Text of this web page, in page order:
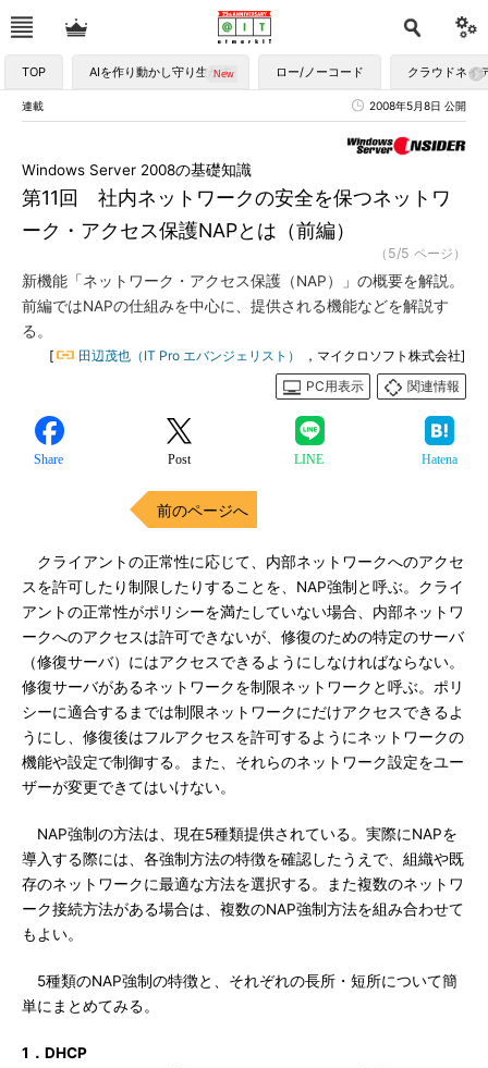
TOP AIを作り動かし守り生かす ロー/ノーコード クラウドネイ
連載 2008年5月8日 公開
第11回 社内ネットワークの安全を保つネットワ
ーク・アクセス保護NAPとは（前編）
Windows Server 2008の基礎知識
（5/5 ページ）
新機能「ネットワーク・アクセス保護（NAP）」の概要を解説。
前編ではNAPの仕組みを中心に、提供される機能などを解説す
る。
[ 田辺茂也（IT Pro エバンジェリスト）
，マイクロソフト株式会社]
PC用表示
関連情報
Share Post LINE Hatena
前のページへ
クライアントの正常性に応じて、内部ネットワークへのアクセ
スを許可したり制限したりすることを、NAP強制と呼ぶ。クライ
アントの正常性がポリシーを満たしていない場合、内部ネットワ
ークへのアクセスは許可できないが、修復のための特定のサーバ
（修復サーバ）にはアクセスできるようにしなければならない。
修復サーバがあるネットワークを制限ネットワークと呼ぶ。ポリ
シーに適合するまでは制限ネットワークにだけアクセスできるよ
うにし、修復後はフルアクセスを許可するようにネットワークの
機能や設定で制御する。また、それらのネットワーク設定をユー
ザーが変更できてはいけない。
NAP強制の方法は、現在5種類提供されている。実際にNAPを
導入する際には、各強制方法の特徴を確認したうえで、組織や既
存のネットワークに最適な方法を選択する。また複数のネットワ
ーク接続方法がある場合は、複数のNAP強制方法を組み合わせて
もよい。
5種類のNAP強制の特徴と、それぞれの長所・短所について簡
単にまとめてみる。
1．DHCP